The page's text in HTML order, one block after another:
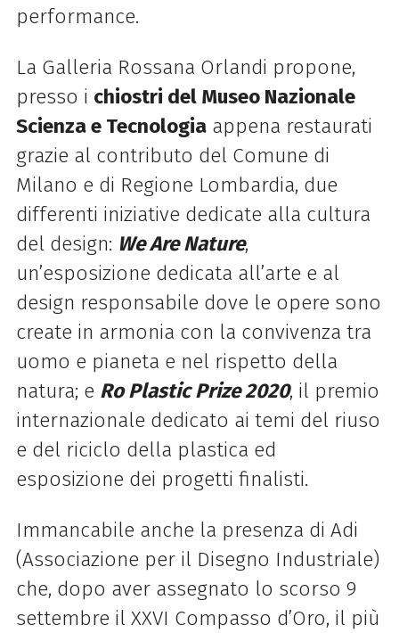
performance.
La Galleria Rossana Orlandi propone,
presso i chiostri del Museo Nazionale
Scienza e Tecnologiaappena restaurati
grazie al contributo del Comune di
Milano e di Regione Lombardia, due
differenti iniziative dedicate alla cultura
del design: We Are Nature,
un’esposizione dedicata all’arte e al
design responsabile dove le opere sono
create in armonia con la convivenza tra
uomo e pianeta e nel rispetto della
natura; e Ro Plastic Prize 2020, il premio
internazionale dedicato ai temi del riuso
e del riciclo della plastica ed
esposizione dei progetti finalisti.
Immancabile anche la presenza di Adi
(Associazione per il Disegno Industriale)
che, dopo aver assegnato lo scorso 9
settembre il XXVI Compasso d’Oro, il più